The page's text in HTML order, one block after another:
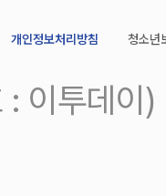
개인정보처리방침 청소년
: 이투데